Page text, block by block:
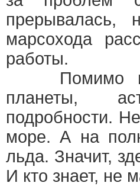
прерывалась,
марсохода
работы.
Помимо
планеты,
подробности.
море. А на
льда. Значит,
И кто знает, не